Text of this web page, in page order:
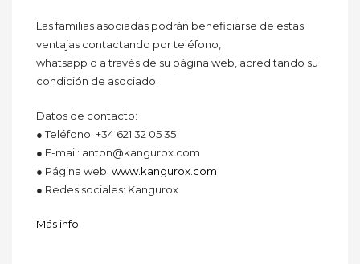
Las familias asociadas podrán beneficiarse de estas
ventajas contactando por teléfono,
whatsapp o a través de su página web, acreditando su
condición de asociado.
Datos de contacto:
● Teléfono: +34 621 32 05 35
● E-mail: anton@kangurox.com
● Página web: www.kangurox.com
● Redes sociales: Kangurox
Más info